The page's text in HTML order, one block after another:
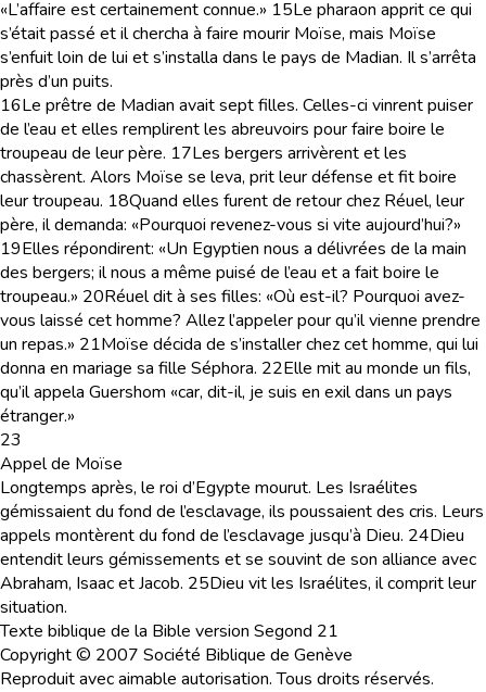
«L’affaire est certainement connue.» 15Le pharaon apprit ce qui
s’était passé et il chercha à faire mourir Moïse, mais Moïse
s’enfuit loin de lui et s’installa dans le pays de Madian. Il s’arrêta
près d’un puits.
16Le prêtre de Madian avait sept filles. Celles-ci vinrent puiser
de l’eau et elles remplirent les abreuvoirs pour faire boire le
troupeau de leur père. 17Les bergers arrivèrent et les
chassèrent. Alors Moïse se leva, prit leur défense et fit boire
leur troupeau. 18Quand elles furent de retour chez Réuel, leur
père, il demanda: «Pourquoi revenez-vous si vite aujourd’hui?»
19Elles répondirent: «Un Egyptien nous a délivrées de la main
des bergers; il nous a même puisé de l’eau et a fait boire le
troupeau.» 20Réuel dit à ses filles: «Où est-il? Pourquoi avez-
vous laissé cet homme? Allez l’appeler pour qu’il vienne prendre
un repas.» 21Moïse décida de s’installer chez cet homme, qui lui
donna en mariage sa fille Séphora. 22Elle mit au monde un fils,
qu’il appela Guershom «car, dit-il, je suis en exil dans un pays
étranger.»
23
Appel de Moïse
Longtemps après, le roi d’Egypte mourut. Les Israélites
gémissaient du fond de l’esclavage, ils poussaient des cris. Leurs
appels montèrent du fond de l’esclavage jusqu’à Dieu. 24Dieu
entendit leurs gémissements et se souvint de son alliance avec
Abraham, Isaac et Jacob. 25Dieu vit les Israélites, il comprit leur
situation.
Texte biblique de la Bible version Segond 21
Copyright © 2007 Société Biblique de Genève
Reproduit avec aimable autorisation. Tous droits réservés.